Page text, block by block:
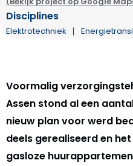
Disciplines
Elektrotechniek
Voormalig
Assen stond al een
nieuw plan voor werd
deels gerealiseerd en
gasloze